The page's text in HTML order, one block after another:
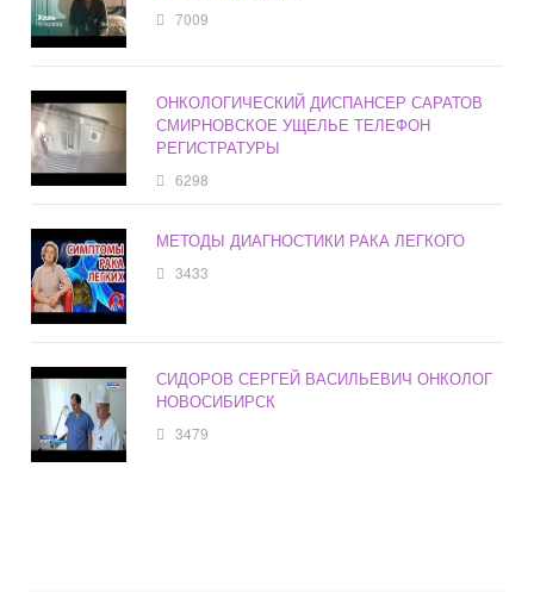
7009
ОНКОЛОГИЧЕСКИЙ ДИСПАНСЕР САРАТОВ
СМИРНОВСКОЕ УЩЕЛЬЕ ТЕЛЕФОН
РЕГИСТРАТУРЫ
6298
МЕТОДЫ ДИАГНОСТИКИ РАКА ЛЕГКОГО
3433
СИДОРОВ СЕРГЕЙ ВАСИЛЬЕВИЧ ОНКОЛОГ
НОВОСИБИРСК
3479